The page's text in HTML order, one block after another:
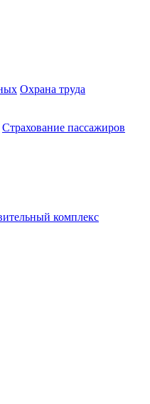
Охрана труда
Страхование пассажиров
комплекс